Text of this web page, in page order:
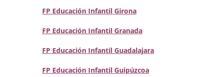
FP Educación Infantil Girona
FP Educación Infantil Granada
FP Educación Infantil Guadalajara
FP Educación Infantil Guipúzcoa